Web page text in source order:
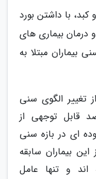
با داشتن بورد
بیماری های
بیماران مبتلا به
تغییر الگوی سنی
قابل توجهی از
ای در بازه سنی
این بیماران سابقه
اند و تنها عامل